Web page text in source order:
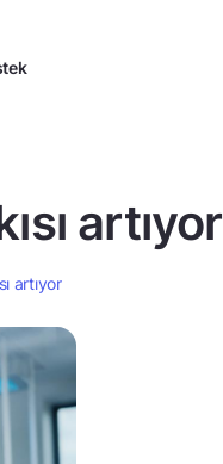
artıyor
artıyor